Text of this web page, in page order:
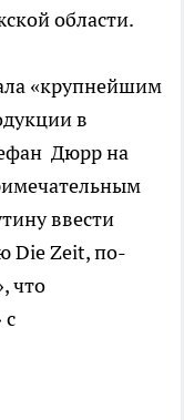
области.
«крупнейшим
в
Дюрр на
ввести
Die Zeit, по-
что
с